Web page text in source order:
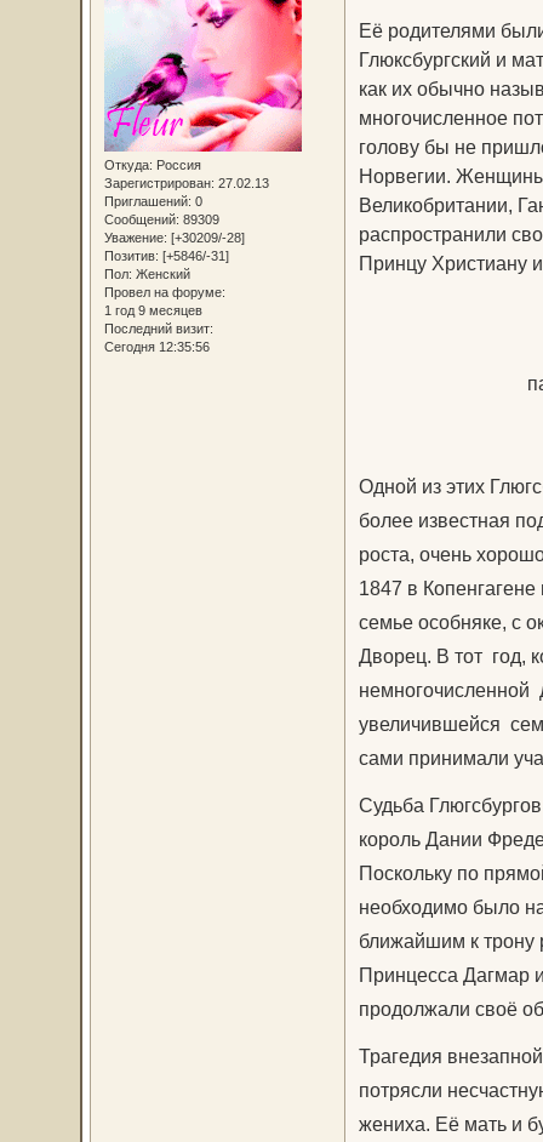
Откуда: Россия
Зарегистрирован: 27.02.13
Приглашений: 0
Сообщений: 89309
Уважение: [+30209/-28]
Позитив: [+5846/-31]
Пол: Женский
Провел на форуме:
1 год 9 месяцев
Последний визит:
Сегодня 12:35:56
Её родителями
Глюксбургский и
как их обычно
многочисленное
голову бы не
Норвегии. Женщины
Великобритании,
распространили
Принцу Христиану
Одной из этих
более известная
роста, очень
1847 в
семье особняке, с
Дворец. В тот год,
немногочисленной
увеличившейся
сами принимали
Судьба
король Дании
Поскольку по
необходимо было
ближайшим к трону
Принцесса Дагмар
продолжали своё
Трагедия
потрясли
жениха. Её мать и